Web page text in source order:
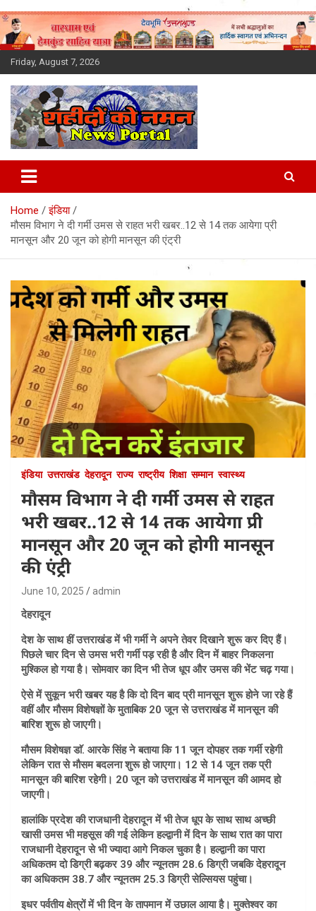
Skip
to
content
Friday, August 7, 2026
Latest News Today, Breaking
News, Uttarakhand News in
Hindi
Home
इंडिया
मौसम विभाग ने दी गर्मी उमस से राहत भरी खबर..12 से 14 तक आयेगा प्री
मानसून और 20 जून को होगी मानसून की एंट्री
इंडिया उत्तराखंड देहरादून राज्य राष्ट्रीय शिक्षा सम्मान स्वास्थ्य
मौसम विभाग ने दी गर्मी उमस से राहत
भरी खबर..12 से 14 तक आयेगा प्री
मानसून और 20 जून को होगी मानसून
की एंट्री
June 10, 2025 admin
देहरादून
देश के साथ हीं उत्तराखंड में भी गर्मी ने अपने तेवर दिखाने शुरू कर दिए हैं।
पिछले चार दिन से उमस भरी गर्मी पड़ रही है और दिन में बाहर निकलना
मुश्किल हो गया है। सोमवार का दिन भी तेज धूप और उमस की भेंट चढ़ गया।
ऐसे में सुकून भरी खबर यह है कि दो दिन बाद प्री मानसून शुरू होने जा रहे हैं
वहीं और मौसम विशेषज्ञों के मुताबिक 20 जून से उत्तराखंड में मानसून की
बारिश शुरू हो जाएगी।
मौसम विशेषज्ञ डाॅ. आरके सिंह ने बताया कि 11 जून दोपहर तक गर्मी रहेगी
लेकिन रात से मौसम बदलना शुरू हो जाएगा। 12 से 14 जून तक प्री
मानसून की बारिश रहेगी। 20 जून को उत्तराखंड में मानसून की आमद हो
जाएगी।
हालांकि प्रदेश की राजधानी देहरादून में भी तेज धूप के साथ साथ अच्छी
खासी उमस भी महसूस की गई लेकिन हल्द्वानी में दिन के साथ रात का पारा
राजधानी देहरादून से भी ज्यादा आगे निकल चुका है। हल्द्वानी का पारा
अधिकतम दो डिग्री बढ़कर 39 और न्यूनतम 28.6 डिग्री जबकि देहरादून
का अधिकतम 38.7 और न्यूनतम 25.3 डिग्री सेल्सियस पहुंचा।
इधर पर्वतीय क्षेत्रों में भी दिन के तापमान में उछाल आया है। मुक्तेश्वर का